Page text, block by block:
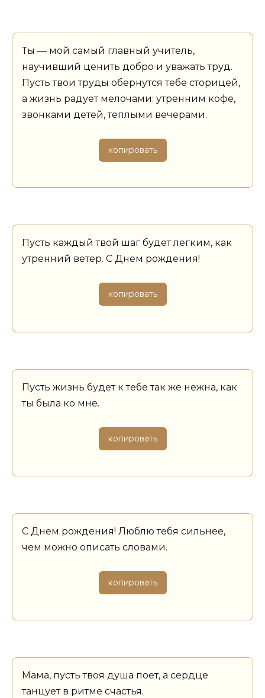
Ты — мой самый главный учитель,
научивший ценить добро и уважать труд.
Пусть твои труды обернутся тебе сторицей,
а жизнь радует мелочами: утренним кофе,
звонками детей, теплыми вечерами.
копировать
Пусть каждый твой шаг будет легким, как
утренний ветер. С Днем рождения!
копировать
Пусть жизнь будет к тебе так же нежна, как
ты была ко мне.
копировать
С Днем рождения! Люблю тебя сильнее,
чем можно описать словами.
копировать
Мама, пусть твоя душа поет, а сердце
танцует в ритме счастья.